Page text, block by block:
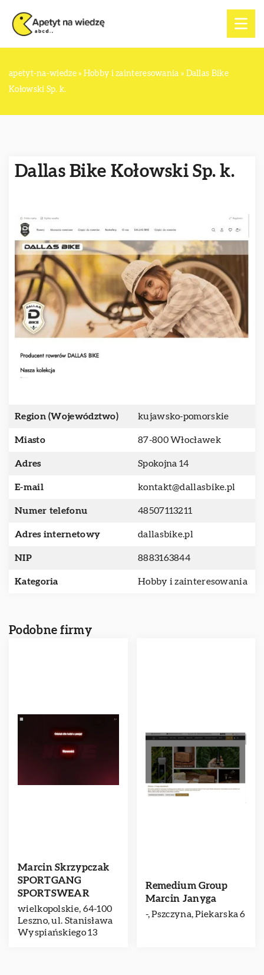
apetyt-na-wiedze» Hobby i zainteresowania » Dallas Bike
Kołowski Sp. k.
Dallas Bike Kołowski Sp. k.
Region (Województwo) kujawsko-pomorskie
Miasto 87-800 Włocławek
Adres Spokojna 14
E-mail kontakt@dallasbike.pl
Numer telefonu 48507113211
Adres internetowy dallasbike.pl
NIP 8883163844
Kategoria Hobby i zainteresowania
Podobne firmy
Marcin Skrzypczak
SPORTGANG
SPORTSWEAR
wielkopolskie, 64-100
Leszno, ul. Stanisława
Wyspiańskiego 13
Remedium Group
Marcin Janyga
-, Pszczyna, Piekarska 6